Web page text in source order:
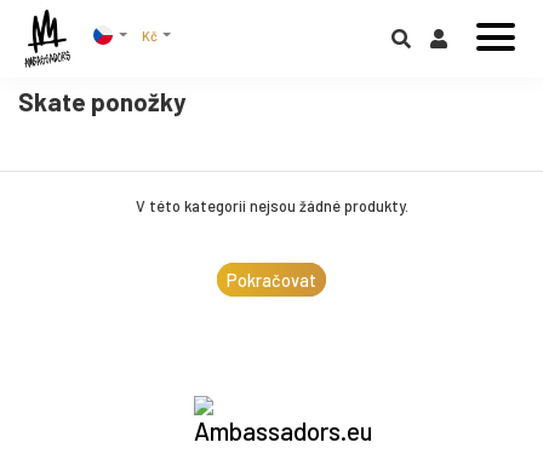
Kč
Skate ponožky
V této kategorii nejsou žádné produkty.
Pokračovat